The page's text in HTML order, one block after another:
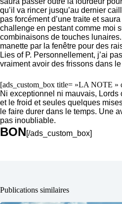
qu’il va rincer jusqu’au dernier
pas forcément d’une traite et
challenge en pestant comme moi
combinaisons de touches
manette par la fenêtre pour des
Lies of P. Personnellement, j’ai
vraiment avoir des frissons dans le
[ads_custom_box title= »LA NOTE
Ni exceptionnel ni mauvais, Lords
et le froid et seules quelques
le faire durer dans le temps. Une
pas inoubliable.
BON[/ads_custom_box]
Publications similaires